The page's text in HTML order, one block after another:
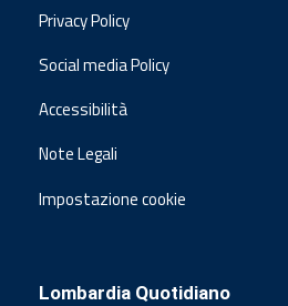
Privacy Policy
Social media Policy
Accessibilità
Note Legali
Impostazione cookie
Lombardia Quotidiano